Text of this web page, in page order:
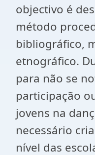
objectivo é
método
bibliográfico,
etnográfico.
para não se
participação
jovens na
necessário
nível das